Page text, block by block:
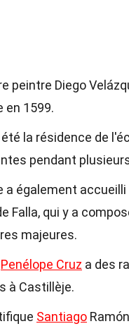
peintre Diego
en 1599.
la résidence de
pendant
a également
Falla, qui y a
majeures.
Penélope Cruz a des
à Castillèje.
Santiago